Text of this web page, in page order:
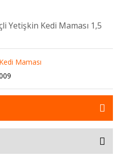
Yetişkin Kedi Maması 1,5
Maması